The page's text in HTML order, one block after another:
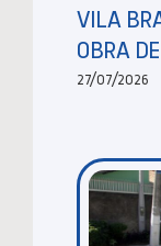
VILA
OBRA
27/07/2026